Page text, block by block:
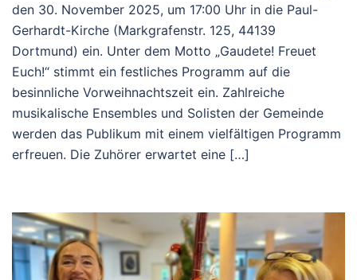
den 30. November 2025, um 17:00 Uhr in die Paul-
Gerhardt-Kirche (Markgrafenstr. 125, 44139
Dortmund) ein. Unter dem Motto „Gaudete! Freuet
Euch!“ stimmt ein festliches Programm auf die
besinnliche Vorweihnachtszeit ein. Zahlreiche
musikalische Ensembles und Solisten der Gemeinde
werden das Publikum mit einem vielfältigen Programm
erfreuen. Die Zuhörer erwartet eine […]